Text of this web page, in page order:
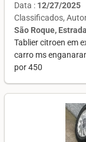
Data : 12/27/2025
Classificados
São Roque,
Tablier citroen em
carro ms
por 450